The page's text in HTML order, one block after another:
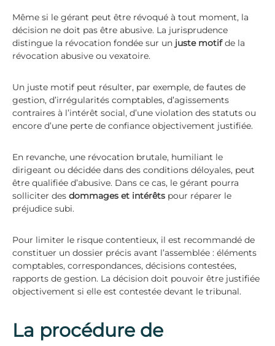
Même si le gérant peut être révoqué à tout moment, la
décision ne doit pas être abusive. La jurisprudence
distingue la révocation fondée sur un juste motifde la
révocation abusive ou vexatoire.
Un juste motif peut résulter, par exemple, de fautes de
gestion, d’irrégularités comptables, d’agissements
contraires à l’intérêt social, d’une violation des statuts ou
encore d’une perte de confiance objectivement justifiée.
En revanche, une révocation brutale, humiliant le
dirigeant ou décidée dans des conditions déloyales, peut
être qualifiée d’abusive. Dans ce cas, le gérant pourra
solliciter des dommages et intérêts pour réparer le
préjudice subi.
Pour limiter le risque contentieux, il est recommandé de
constituer un dossier précis avant l’assemblée : éléments
comptables, correspondances, décisions contestées,
rapports de gestion. La décision doit pouvoir être justifiée
objectivement si elle est contestée devant le tribunal.
La procédure de